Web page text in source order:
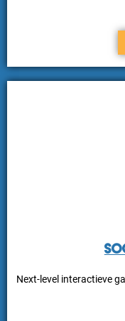
Next-level interactieve